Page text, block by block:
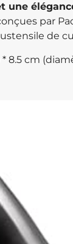
une
par
de
8.5 cm